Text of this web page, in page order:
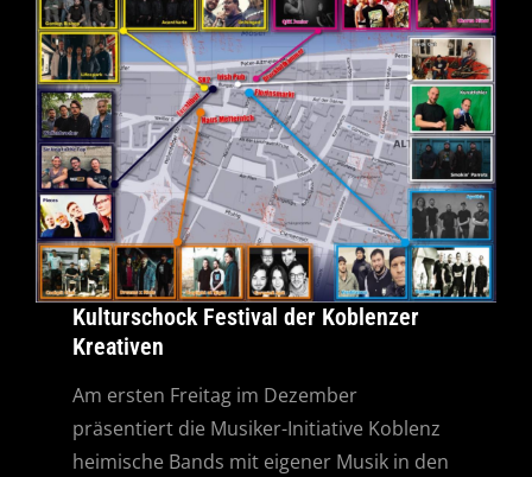
Kulturschock Festival der Koblenzer
Kreativen
Am ersten Freitag im Dezember
präsentiert die Musiker-Initiative Koblenz
heimische Bands mit eigener Musik in den